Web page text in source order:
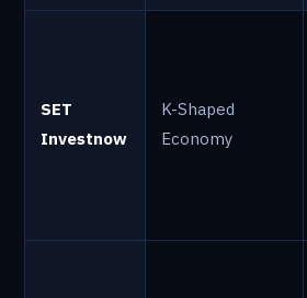
SET
Investnow
K-Shaped
Economy